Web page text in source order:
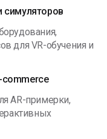
симуляторов
для VR-обучения и
commerce
AR-примерки,